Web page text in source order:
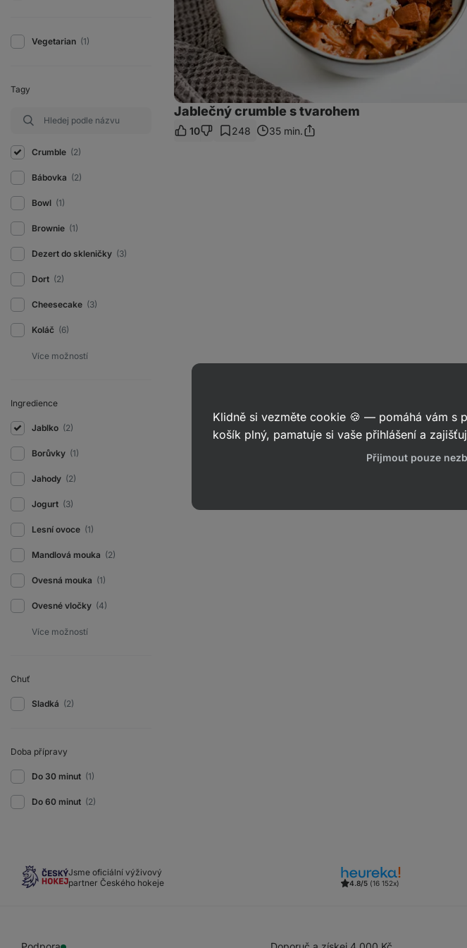
Vegetarian (1)
Tagy
Crumble (2)
Bábovka (2)
Bowl (1)
Brownie (1)
Dezert do skleničky (3)
Dort (2)
Cheesecake (3)
Koláč (6)
Ingredience
Jablko (2)
Borůvky (1)
Jahody (2)
Jogurt (3)
Lesní ovoce (1)
Mandlová mouka (2)
Ovesná mouka (1)
Ovesné vločky (4)
Chuť
Sladká (2)
Doba přípravy
Do 30 minut (1)
Do 60 minut (2)
Jablečný crumble s tvarohem
10 248 35 min.Sdílet
Jsme oficiální výživový
partner Českého hokeje
4.8/5 (16 152x)
Klidně si vezměte cookie 🍪 — pomáhá vám s
košík plný, pamatuje si vaše přihlášení a
Přijmout pouze